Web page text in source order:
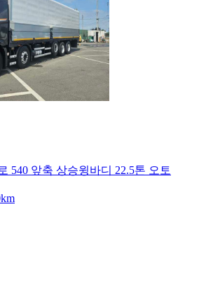
540 앞축 상승윙바디 22.5톤 오토